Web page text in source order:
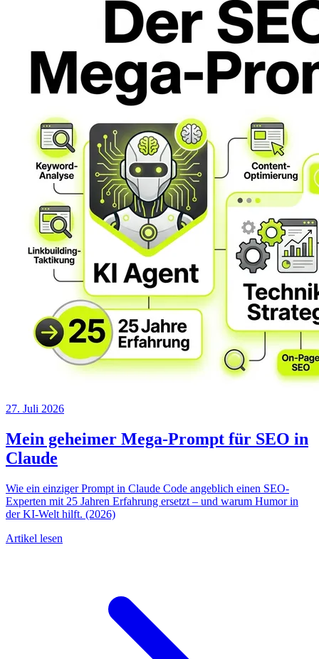
27. Juli 2026
Mein geheimer Mega-Prompt für SEO in
Claude
Wie ein einziger Prompt in Claude Code angeblich einen SEO-
Experten mit 25 Jahren Erfahrung ersetzt – und warum Humor in
der KI-Welt hilft. (2026)
Artikel lesen